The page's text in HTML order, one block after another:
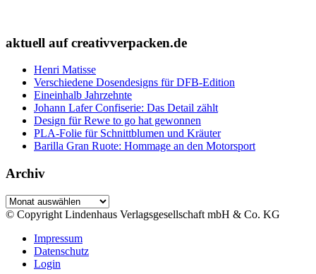
aktuell auf creativverpacken.de
Henri Matisse
Verschiedene Dosendesigns für DFB-Edition
Eineinhalb Jahrzehnte
Johann Lafer Confiserie: Das Detail zählt
Design für Rewe to go hat gewonnen
PLA-Folie für Schnittblumen und Kräuter
Barilla Gran Ruote: Hommage an den Motorsport
Archiv
Archiv
© Copyright Lindenhaus Verlagsgesellschaft mbH & Co. KG
Impressum
Datenschutz
Login